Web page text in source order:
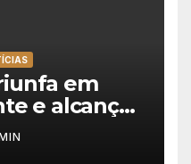
em
e alcança
da carreira